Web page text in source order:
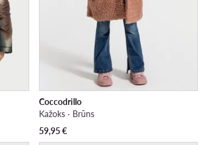
Coccodrillo
Kažoks · Brūns
59,95€